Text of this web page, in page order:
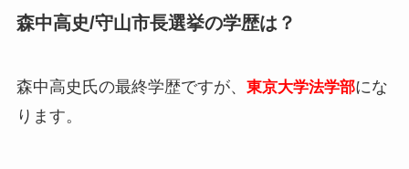
森中高史/守山市長選挙の学歴は？
森中高史氏の最終学歴ですが、 東京大学法学部にな
ります。